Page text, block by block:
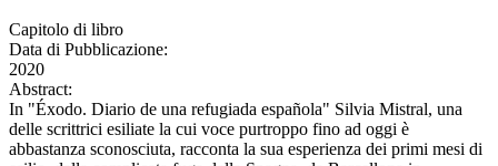
Capitolo di libro
Data di Pubblicazione:
2020
Abstract:
In "Éxodo. Diario de una refugiada española" Silvia Mistral, una
delle scrittrici esiliate la cui voce purtroppo fino ad oggi è
abbastanza sconosciuta, racconta la sua esperienza dei primi mesi di